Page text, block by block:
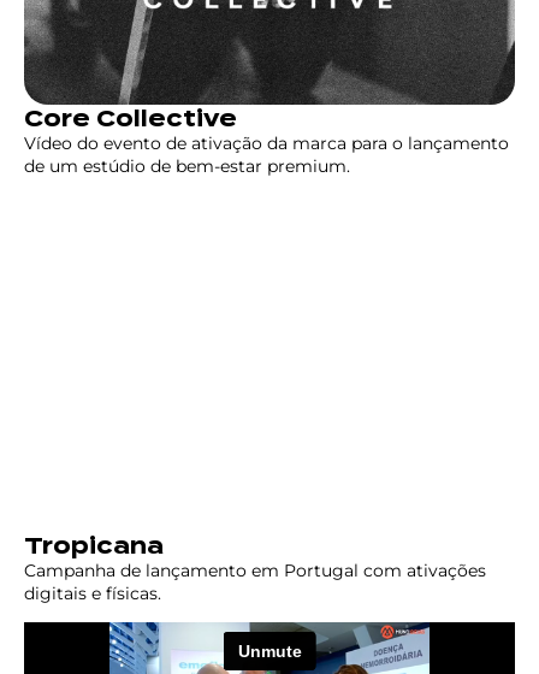
Core Collective
Vídeo do evento de ativação da marca para o lançamento
de um estúdio de bem-estar premium.
Tropicana
Campanha de lançamento em Portugal com ativações
digitais e físicas.